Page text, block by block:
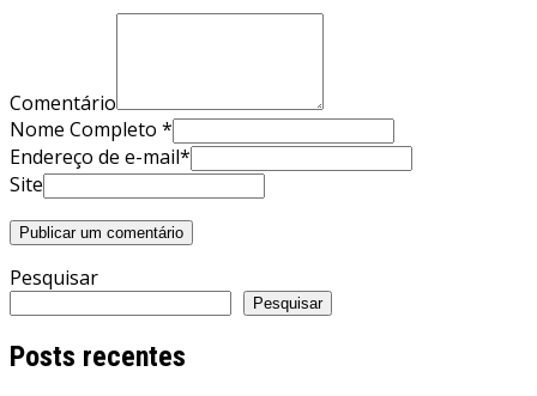
Comentário
Nome Completo *
Endereço de e-mail*
Site
Pesquisar
Pesquisar
Posts recentes